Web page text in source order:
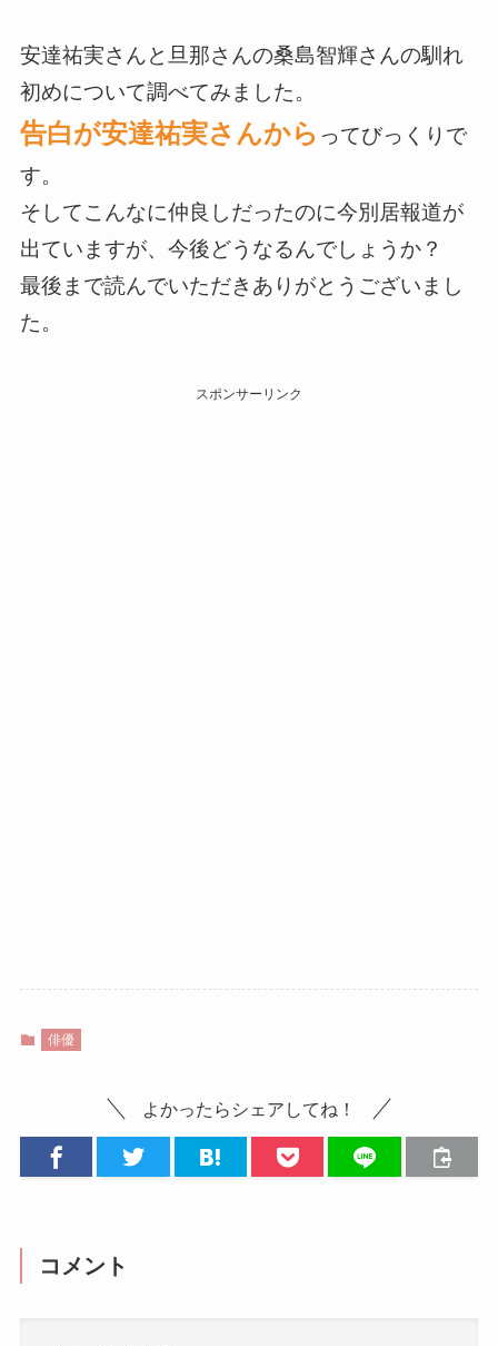
安達祐実さんと旦那さんの桑島智輝さんの馴れ
初めについて調べてみました。
告白が安達祐実さんから ってびっくりで
す。
そしてこんなに仲良しだったのに今別居報道が
出ていますが、今後どうなるんでしょうか？
最後まで読んでいただきありがとうございまし
た。
スポンサーリンク
俳優
よかったらシェアしてね！
コメント